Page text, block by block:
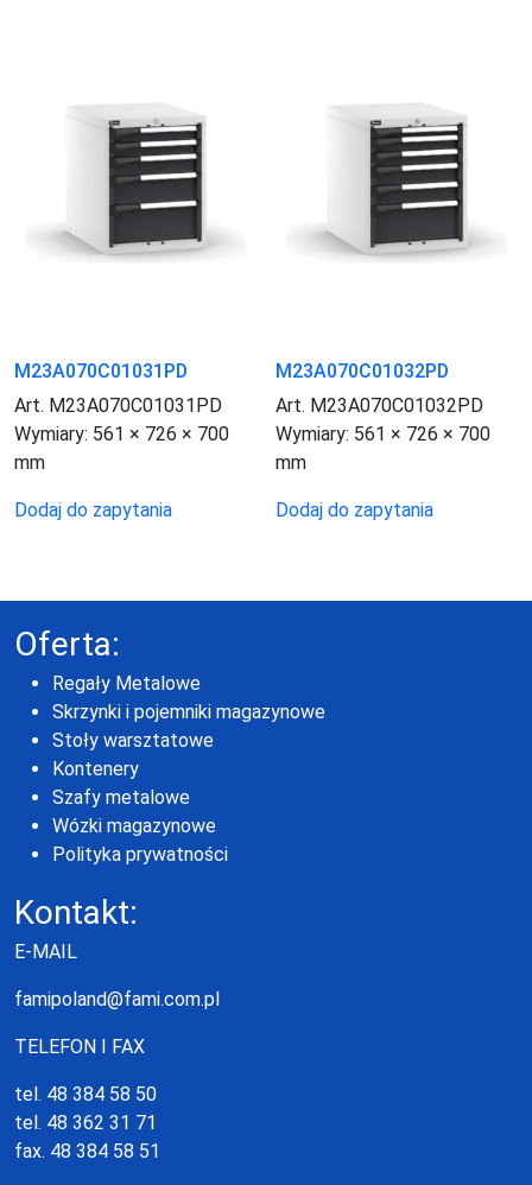
M23A070C01031PD
Art. M23A070C01031PD
Wymiary: 561 × 726 × 700
mm
Dodaj do zapytania
M23A070C01032PD
Art. M23A070C01032PD
Wymiary: 561 × 726 × 700
mm
Dodaj do zapytania
Oferta:
Regały Metalowe
Skrzynki i pojemniki magazynowe
Stoły warsztatowe
Kontenery
Szafy metalowe
Wózki magazynowe
Polityka prywatności
Kontakt:
E-MAIL
famipoland@fami.com.pl
TELEFON I FAX
tel. 48 384 58 50
tel. 48 362 31 71
fax. 48 384 58 51